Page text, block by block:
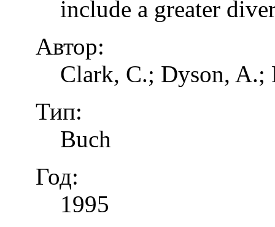
include a greater
Автор:
Clark, C.; Dyson,
Тип:
Buch
Год:
1995